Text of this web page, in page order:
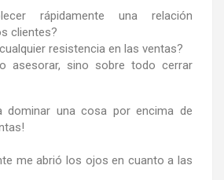
rápidamente una relación
clientes?
resistencia en las ventas?
asesorar, sino sobre todo cerrar
dominar una cosa por encima de
me abrió los ojos en cuanto a las